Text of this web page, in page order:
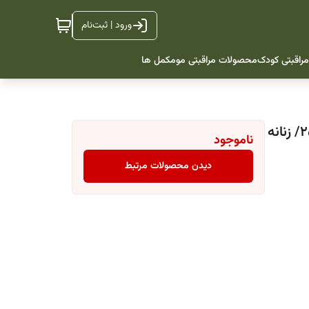
ورود | ثبت‌نام
کودکمحصولات مراقبتی مومکمل ها
ناموجود
دیدن محصولات مرتبط